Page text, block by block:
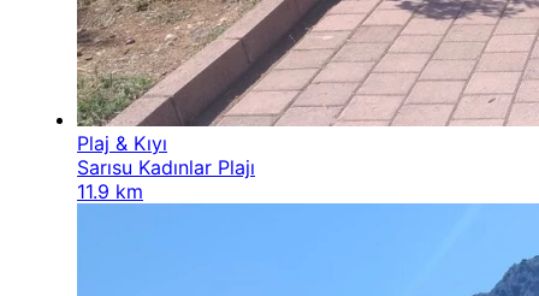
Plaj & Kıyı
Sarısu Kadınlar Plajı
11.9 km